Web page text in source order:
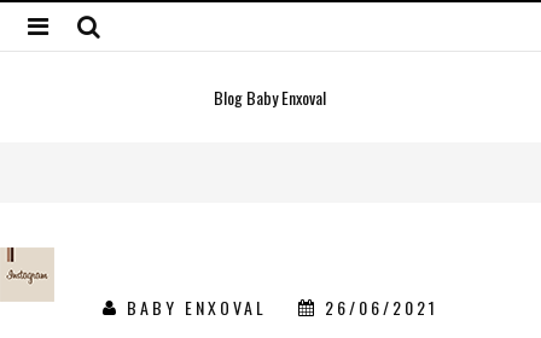
Blog Baby Enxoval
BABY ENXOVAL 26/06/2021